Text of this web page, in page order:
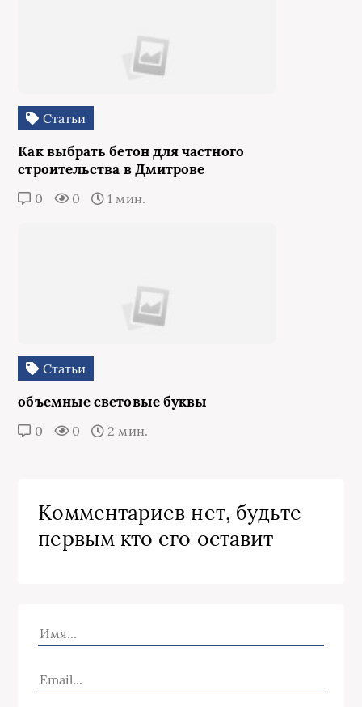
Статьи
Как выбрать бетон для частного
строительства в Дмитрове
0 0 1 мин.
Статьи
объемные световые буквы
0 0 2 мин.
Комментариев нет, будьте
первым кто его оставит